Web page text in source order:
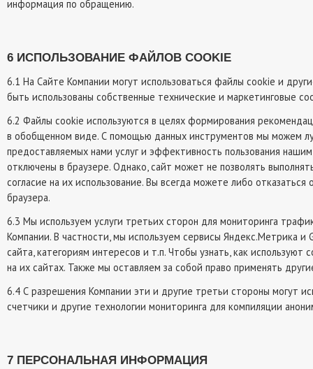
информация по обращению.
6 ИСПОЛЬЗОВАНИЕ ФАЙЛОВ COOKIE
6.1 На Сайте Компании могут использоваться файлы cookie и
быть использованы собственные технические и маркетинговые
6.2 Файлы cookie используются в целях формирования
в обобщенном виде. С помощью данных инструментов мы можем
предоставляемых нами услуг и эффективность пользования
отключены в браузере. Однако, сайт может не позволять
согласие на их использование. Вы всегда можете либо
браузера.
6.3 Мы используем услуги третьих сторон для мониторинга
Компании. В частности, мы используем сервисы Яндекс.Метрика
сайта, категориям интересов и т.п. Чтобы узнать, как
на их сайтах. Также мы оставляем за собой право применять
6.4 С разрешения Компании эти и другие третьи стороны могут
счетчики и другие технологии мониторинга для компиляции
7 ПЕРСОНАЛЬНАЯ ИНФОРМАЦИЯ